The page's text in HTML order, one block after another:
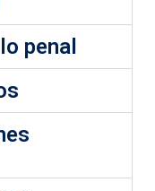
penal